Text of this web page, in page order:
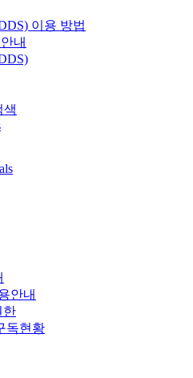
이용 방법
내
색
안내
한
독현황